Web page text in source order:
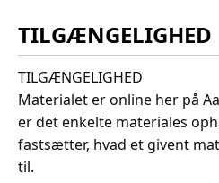
TILGÆNGELIGHED
TILGÆNGELIGHED
Materialet er online her på
er det enkelte materiales
fastsætter, hvad et givent
til.